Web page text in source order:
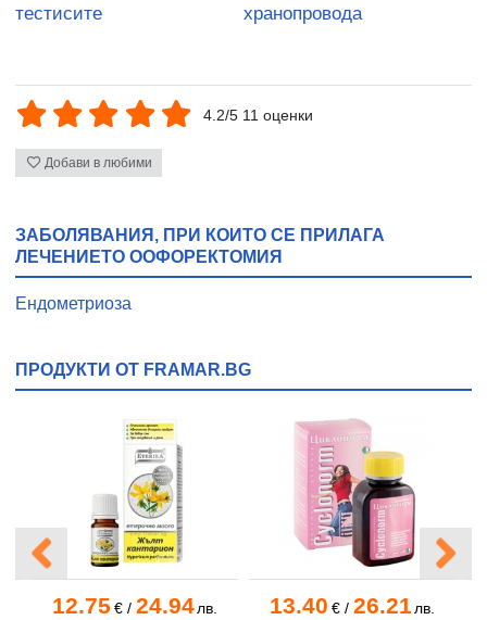
тестисите
хранопровода
4.2/5 11 оценки
Добави в любими
ЗАБОЛЯВАНИЯ, ПРИ КОИТО СЕ ПРИЛАГА
ЛЕЧЕНИЕТО ООФОРЕКТОМИЯ
Ендометриоза
ПРОДУКТИ ОТ FRAMAR.BG
12.75 €/ 24.94лв. 13.40 €/ 26.21лв.